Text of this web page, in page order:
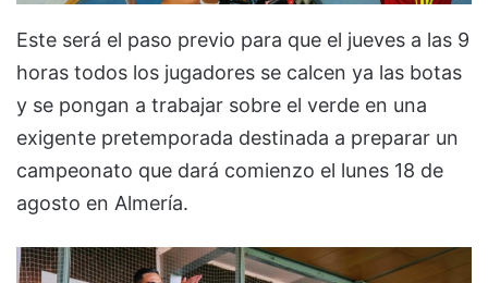
Este será el paso previo para que el jueves a las 9
horas todos los jugadores se calcen ya las botas
y se pongan a trabajar sobre el verde en una
exigente pretemporada destinada a preparar un
campeonato que dará comienzo el lunes 18 de
agosto en Almería.